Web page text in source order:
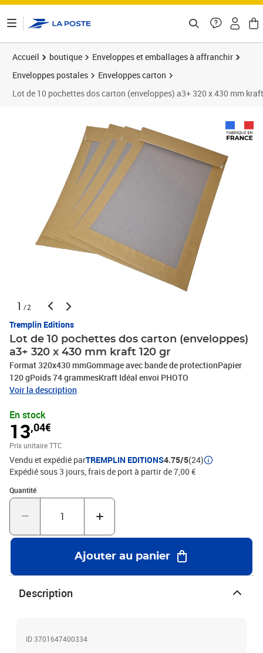
Accueil boutique
Enveloppes et emballages à affranchir
Enveloppes postales
Enveloppes carton
Lot de 10 pochettes dos carton (enveloppes) a3+ 320 x 430 mm
1 /2
Tremplin Editions
Lot de 10 pochettes dos carton (enveloppes)
a3+ 320 x 430 mm kraft 120 gr
Format 320x430 mmGommage avec bande de protectionPapier
120 gPoids 74 grammesKraft Idéal envoi PHOTO
Voir la description
En stock
13,04€
Prix unitaire TTC
Vendu et expédié parTREMPLIN EDITIONS4.75/5(24)
Expédié sous 3 jours, frais de port à partir de 7,00 €
Quantité
Quantité : 1
Ajouter au panier
Description
ID 3701647400334